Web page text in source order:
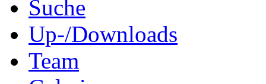
Suche
Up-/Downloads
Team